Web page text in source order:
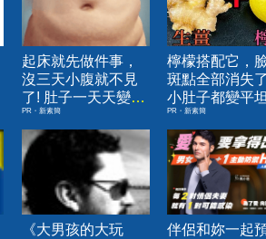
起床就先做件事，
沒三天小腹就不見
了! 肚子一天天變
小！
PR・新素簡
檸檬搭配它，
斑點全部消失
小肚子都變平
PR・新素簡
《大男孩的大玩
伴侶和妳一起